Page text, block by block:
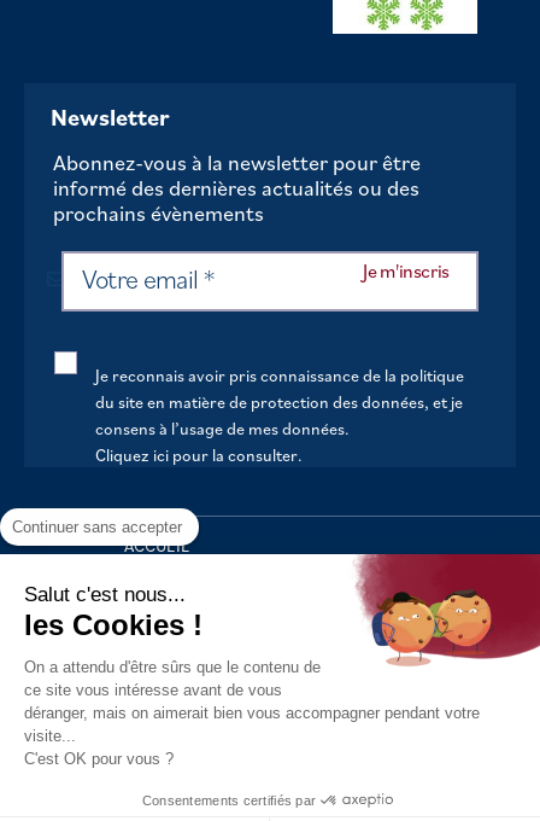
Newsletter
Abonnez-vous à la newsletter pour être
informé des dernières actualités ou des
prochains évènements
Je reconnais avoir pris connaissance de la politique
du site en matière de protection des données, et je
consens à l’usage de mes données.
Cliquez ici pour la consulter.
ACCUEIL
VOTRE MAIRIE
VOTRE QUOTIDIEN
AU FIL DE LA VIE
LOISIRS
S’INFORMER
Politique de confidentialité Mentions légales
Continuer sans accepter
Salut c'est nous...
les Cookies !
On a attendu d'être sûrs que le contenu de
ce site vous intéresse avant de vous
déranger, mais on aimerait bien vous accompagner pendant votre
visite...
C'est OK pour vous ?
Consentements certifiés par